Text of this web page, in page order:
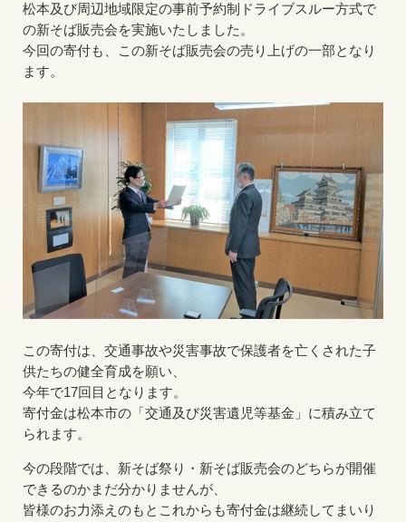
松本及び周辺地域限定の事前予約制ドライブスルー方式で
の新そば販売会を実施いたしました。
今回の寄付も、この新そば販売会の売り上げの一部となり
ます。
この寄付は、交通事故や災害事故で保護者を亡くされた子
供たちの健全育成を願い、
今年で17回目となります。
寄付金は松本市の「交通及び災害遺児等基金」に積み立て
られます。
今の段階では、新そば祭り・新そば販売会のどちらが開催
できるのかまだ分かりませんが、
皆様のお力添えのもとこれからも寄付金は継続してまいり